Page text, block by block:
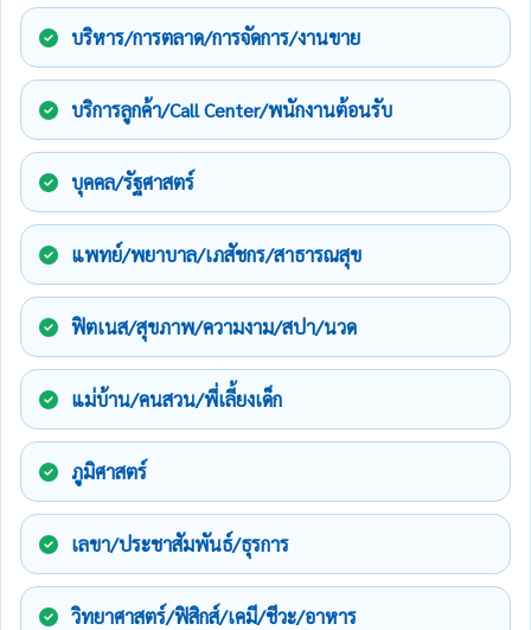
บริหาร/การตลาด/การจัดการ/งานขาย
บริการลูกค้า/Call Center/พนักงานต้อนรับ
บุคคล/รัฐศาสตร์
แพทย์/พยาบาล/เภสัชกร/สาธารณสุข
ฟิตเนส/สุขภาพ/ความงาม/สปา/นวด
แม่บ้าน/คนสวน/พี่เลี้ยงเด็ก
ภูมิศาสตร์
เลขา/ประชาสัมพันธ์/ธุรการ
วิทยาศาสตร์/ฟิสิกส์/เคมี/ชีวะ/อาหาร